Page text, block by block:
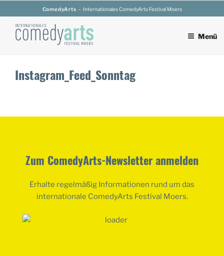
Inhalt
springen
ComedyArts – Internationales ComedyArts Festival Moers
Menü
Instagram_Feed_Sonntag
Zum ComedyArts-Newsletter anmelden
Erhalte regelmäßig Informationen rund um das
internationale ComedyArts Festival Moers.